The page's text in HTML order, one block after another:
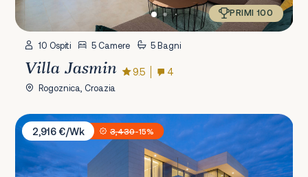
PRIMI 100
10 Ospiti 5 Camere 5 Bagni
Villa Jasmin 9.5 4
Rogoznica, Croazia
Villa Opera
2,916 €/Wk
3,430-15%